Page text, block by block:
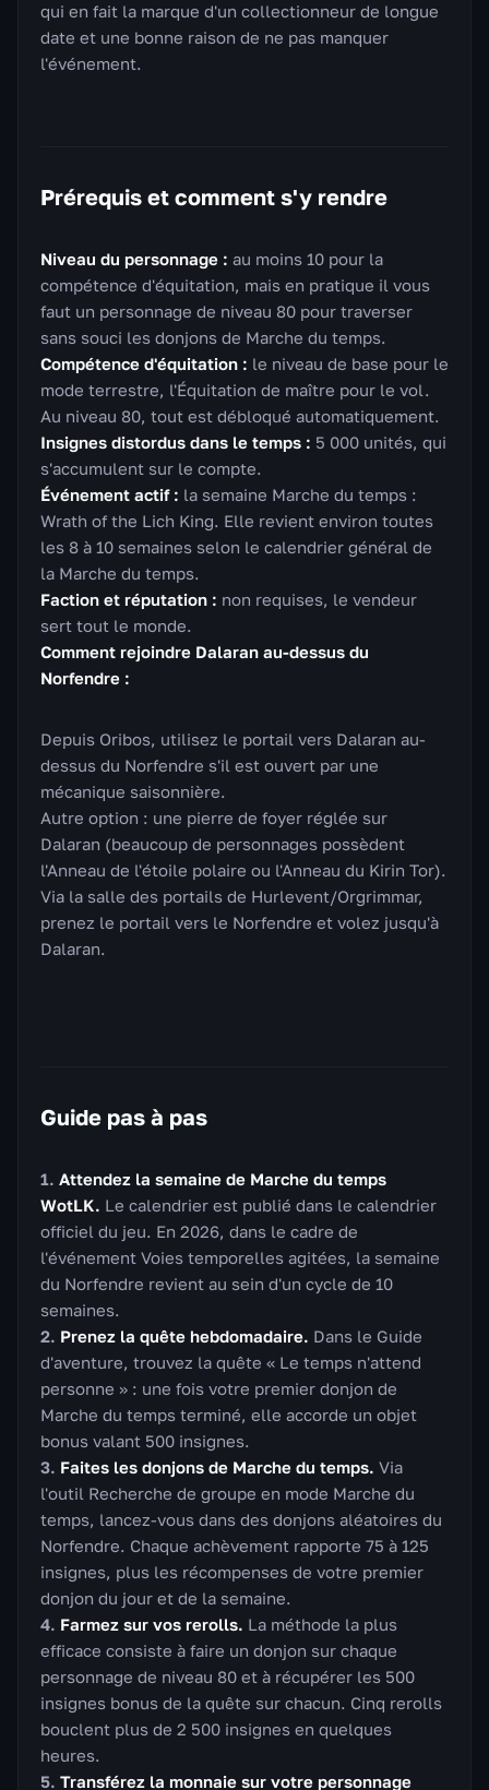
qui en fait la marque d'un collectionneur de longue
date et une bonne raison de ne pas manquer
l'événement.
Prérequis et comment s'y rendre
Niveau du personnage : au moins 10 pour la
compétence d'équitation, mais en pratique il vous
faut un personnage de niveau 80 pour traverser
sans souci les donjons de Marche du temps.
Compétence d'équitation : le niveau de base pour le
mode terrestre, l'Équitation de maître pour le vol.
Au niveau 80, tout est débloqué automatiquement.
Insignes distordus dans le temps : 5 000 unités, qui
s'accumulent sur le compte.
Événement actif : la semaine Marche du temps :
Wrath of the Lich King. Elle revient environ toutes
les 8 à 10 semaines selon le calendrier général de
la Marche du temps.
Faction et réputation : non requises, le vendeur
sert tout le monde.
Comment rejoindre Dalaran au-dessus du
Norfendre :
Depuis Oribos, utilisez le portail vers Dalaran au-
dessus du Norfendre s'il est ouvert par une
mécanique saisonnière.
Autre option : une pierre de foyer réglée sur
Dalaran (beaucoup de personnages possèdent
l'Anneau de l'étoile polaire ou l'Anneau du Kirin Tor).
Via la salle des portails de Hurlevent/Orgrimmar,
prenez le portail vers le Norfendre et volez jusqu'à
Dalaran.
Guide pas à pas
Attendez la semaine de Marche du temps
WotLK. Le calendrier est publié dans le calendrier
officiel du jeu. En 2026, dans le cadre de
l'événement Voies temporelles agitées, la semaine
du Norfendre revient au sein d'un cycle de 10
semaines.
Prenez la quête hebdomadaire. Dans le Guide
d'aventure, trouvez la quête « Le temps n'attend
personne » : une fois votre premier donjon de
Marche du temps terminé, elle accorde un objet
bonus valant 500 insignes.
Faites les donjons de Marche du temps. Via
l'outil Recherche de groupe en mode Marche du
temps, lancez-vous dans des donjons aléatoires du
Norfendre. Chaque achèvement rapporte 75 à 125
insignes, plus les récompenses de votre premier
donjon du jour et de la semaine.
Farmez sur vos rerolls. La méthode la plus
efficace consiste à faire un donjon sur chaque
personnage de niveau 80 et à récupérer les 500
insignes bonus de la quête sur chacun. Cinq rerolls
bouclent plus de 2 500 insignes en quelques
heures.
Transférez la monnaie sur votre personnage